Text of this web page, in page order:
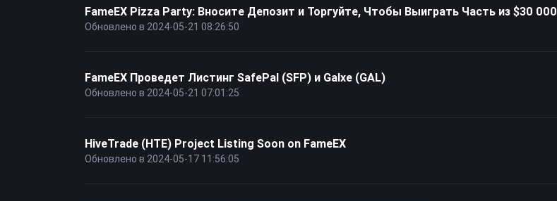
FameEX Pizza Party: Вносите Депозит и Торгуйте, Чтобы Выиграть Часть из $30 000
Обновлено в 2024-05-21 08:26:50
FameEX Проведет Листинг SafePal (SFP) и Galxe (GAL)
Обновлено в 2024-05-21 07:01:25
HiveTrade (HTE) Project Listing Soon on FameEX
Обновлено в 2024-05-17 11:56:05